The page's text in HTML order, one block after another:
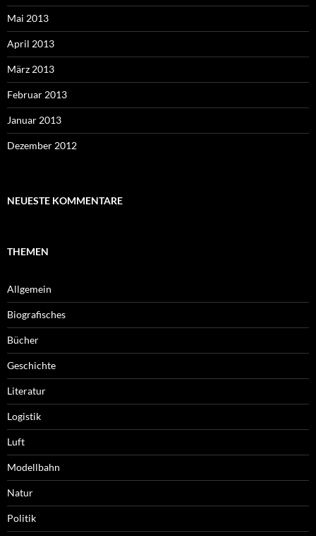
Mai 2013
April 2013
März 2013
Februar 2013
Januar 2013
Dezember 2012
NEUESTE KOMMENTARE
THEMEN
Allgemein
Biografisches
Bücher
Geschichte
Literatur
Logistik
Luft
Modellbahn
Natur
Politik